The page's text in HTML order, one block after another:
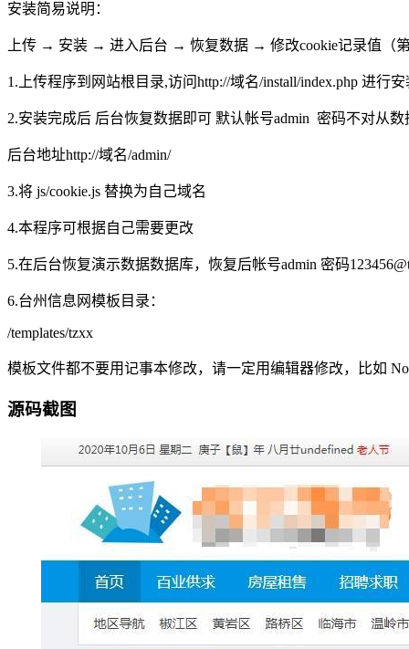
安装简易说明：
上传 → 安装 → 进入后台 → 恢复数据 → 修改cookie记录值（
1.上传程序到网站根目录,访问http://域名/install/index.php 进行
2.安装完成后 后台恢复数据即可 默认帐号admin 密码不对从
后台地址http://域名/admin/
3.将 js/cookie.js 替换为自己域名
4.本程序可根据自己需要更改
5.在后台恢复演示数据数据库，恢复后帐号admin 密码
6.台州信息网模板目录：
/templates/tzxx
模板文件都不要用记事本修改，请一定用编辑器修改，比如
源码截图